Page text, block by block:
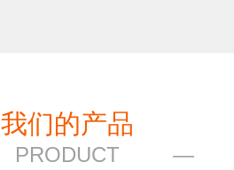
我们的产品
PRODUCT